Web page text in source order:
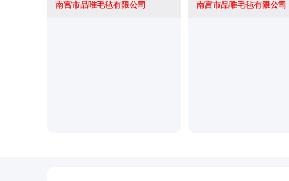
南宫市品唯毛毡有限公司 南宫市品唯毛毡有限公司